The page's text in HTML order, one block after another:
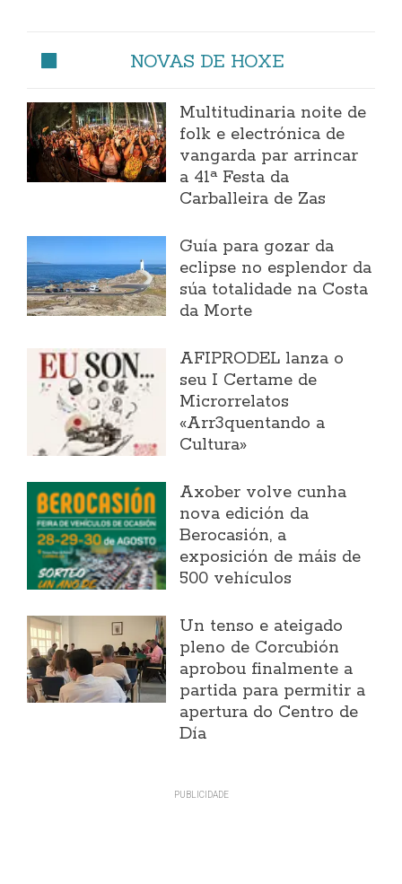
NOVAS DE HOXE
Multitudinaria noite de
folk e electrónica de
vangarda par arrincar
a 41ª Festa da
Carballeira de Zas
Guía para gozar da
eclipse no esplendor da
súa totalidade na Costa
da Morte
AFIPRODEL lanza o
seu I Certame de
Microrrelatos
«Arr3quentando a
Cultura»
Axober volve cunha
nova edición da
Berocasión, a
exposición de máis de
500 vehículos
Un tenso e ateigado
pleno de Corcubión
aprobou finalmente a
partida para permitir a
apertura do Centro de
Día